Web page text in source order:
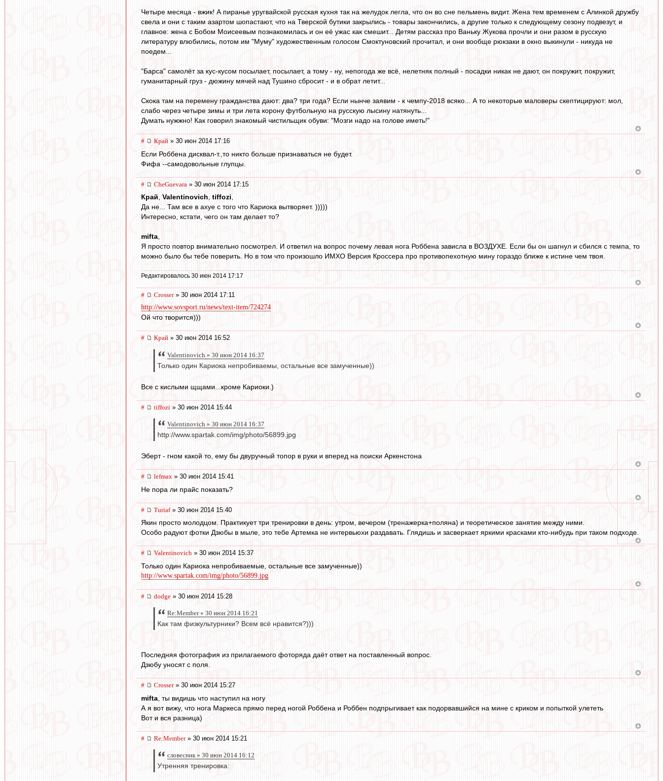
Четыре месяца - вжик! А пиранье уругвайской русская кухня так на желудок легла, что он во сне пельмень видит. Жена тем временем с Алинкой дружбу
свела и они с таким азартом шопастают, что на Тверской бутики закрылись - товары закончились, а другие только к следующему сезону подвезут, и
главное: жена с Бобом Моисеевым познакомилась и он её ужас как смешит... Детям рассказ про Ваньку Жукова прочли и они разом в русскую
литературу влюбились, потом им "Муму" художественным голосом Смоктуновский прочитал, и они вообще рюкзаки в окно выкинули - никуда не
поедем...
"Барса" самолёт за кус-кусом посылает, посылает, а тому - ну, непогода же всё, нелетняк полный - посадки никак не дают, он покружит, покружит,
гуманитарный груз - дюжину мячей над Тушино сбросит - и в обрат летит...
Скока там на перемену гражданства дают: два? три года? Если нынче заявим - к чемпу-2018 всяко... А то некоторые маловеры скептицируют: мол,
слабо через четыре зимы и три лета корону футбольную на русскую лысину натянуть...
Думать нужжно! Как говорил знакомый чистильщик обуви: "Мозги надо на голове иметь!"
# Край » 30 июн 2014 17:16
Если Роббена дисквал-т.,то никто больше признаваться не будет.
Фифа --самодовольные глупцы.
# CheGuevara » 30 июн 2014 17:15
Край Valentinovich tiffozi
Да не... Там все в ахуе с того что Кариока вытворяет. )))))
Интересно, кстати, чего он там делает то?
mifta
Я просто повтор внимательно посмотрел. И ответил на вопрос почему левая нога Роббена зависла в ВОЗДУХЕ. Если бы он шагнул и сбился с темпа, то
можно было бы тебе поверить. Но в том что произошло ИМХО Версия Кроссера про противопехотную мину гораздо ближе к истине чем твоя.
Редактировалось 30 июн 2014 17:17
# Crosser» 30 июн 2014 17:11
http://www.sovsport.ru/news/text-item/724274
Ой что творится)))
# Край » 30 июн 2014 16:52
Valentinovich » 30 июн 2014 16:37
Только один Кариока непробиваемы, остальные все замученные))
Все с кислыми щщами...кроме Кариоки.)
# tiffozi » 30 июн 2014 15:44
Valentinovich » 30 июн 2014 16:37
http://www.spartak.com/img/photo/56899.jpg
Эберт - гном какой то, ему бы двуручный топор в руки и вперед на поиски Аркенстона
# lefmax » 30 июн 2014 15:41
Не пора ли прайс показать?
# Turiaf» 30 июн 2014 15:40
Якин просто молодцом. Практикует три тренировки в день: утром, вечером (тренажерка+поляна) и теоретическое занятие между ними.
Особо радуют фотки Дзюбы в мыле, это тебе Артемка не интервьюхи раздавать. Глядишь и засверкает яркими красками кто-нибудь при таком подходе.
# Valentinovich » 30 июн 2014 15:37
Только один Кариока непробиваемые, остальные все замученные))
http://www.spartak.com/img/photo/56899.jpg
# dodge » 30 июн 2014 15:28
Re:Member » 30 июн 2014 16:21
Как там физкультурники? Всем всё нравится?)))
Последняя фотография из прилагаемого фоторяда даёт ответ на поставленный вопрос.
Дзюбу уносят с поля.
# Crosser» 30 июн 2014 15:27
mifta , ты видишь что наступил на ногу
А я вот вижу, что нога Маркеса прямо перед ногой Роббена и Роббен подпрыгивает как подорвавшийся на мине с криком и попыткой улететь
Вот и вся разница)
# Re:Member» 30 июн 2014 15:21
словесник » 30 июн 2014 16:12
Утренняя тренировка: